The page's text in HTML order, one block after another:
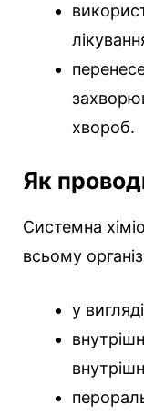
хвороб.
Як
Системна
всьому
у